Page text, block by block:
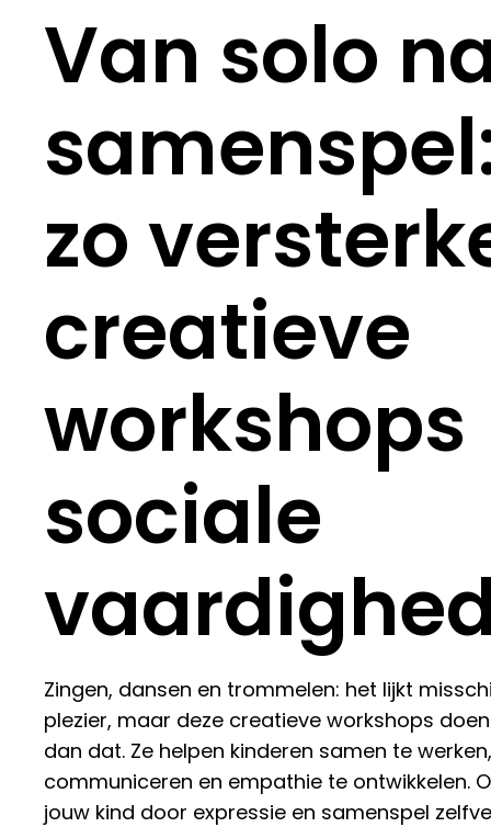
Van solo
zo
creatieve
workshops
sociale
Zingen, dansen en trommelen: het lijkt
plezier, maar deze creatieve workshops
dan dat. Ze helpen kinderen samen te
communiceren en empathie te ontwikkelen.
jouw kind door expressie en samenspel